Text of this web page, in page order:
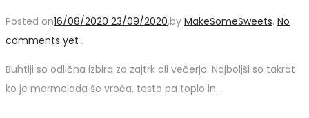
Posted on16/08/2020 23/09/2020.by MakeSomeSweets. No
comments yet .
Buhtlji so odlična izbira za zajtrk ali večerjo. Najboljši so takrat
ko je marmelada še vroča, testo pa toplo in…